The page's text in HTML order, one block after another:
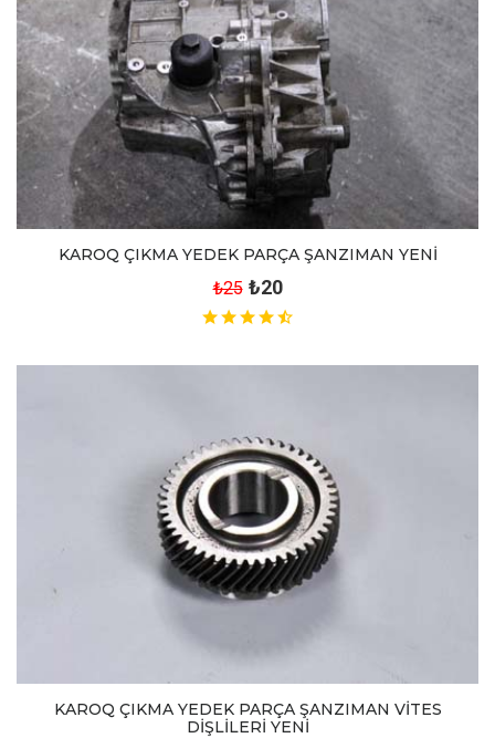
KAROQ ÇIKMA YEDEK PARÇA ŞANZIMAN YENİ
₺25 ₺20
KAROQ ÇIKMA YEDEK PARÇA ŞANZIMAN VİTES
DİŞLİLERİ YENİ